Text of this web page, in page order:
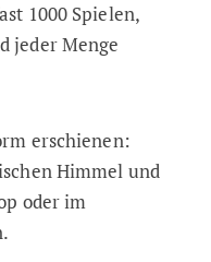
1000 Spielen,
jeder Menge
erschienen:
Himmel und
oder im